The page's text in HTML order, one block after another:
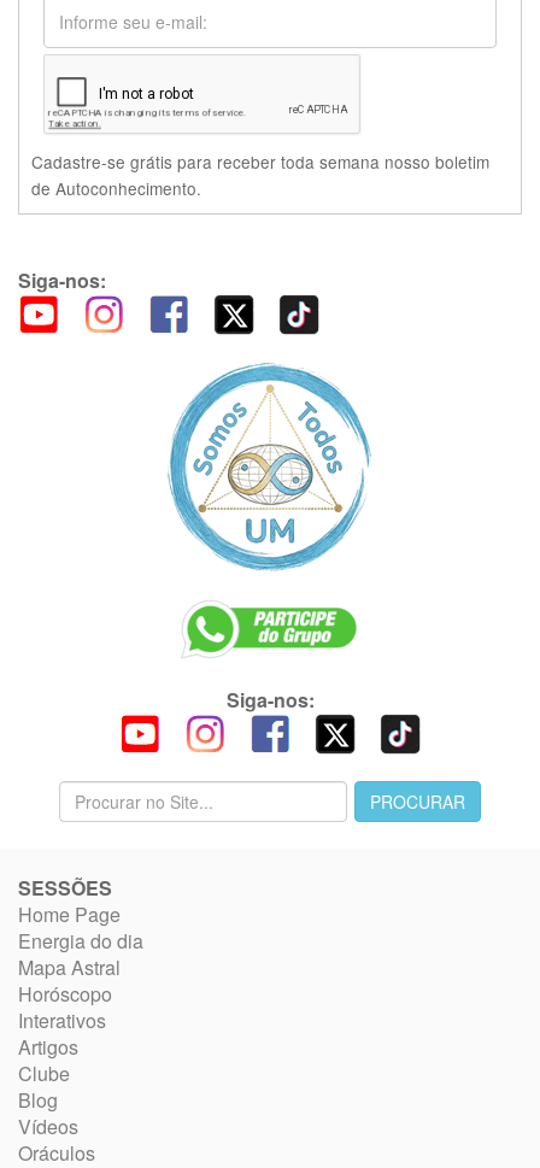
Cadastre-se grátis para receber toda semana nosso boletim
de Autoconhecimento.
Siga-nos:
Siga-nos:
SESSÕES
Home Page
Energia do dia
Mapa Astral
Horóscopo
Interativos
Artigos
Clube
Blog
Vídeos
Oráculos